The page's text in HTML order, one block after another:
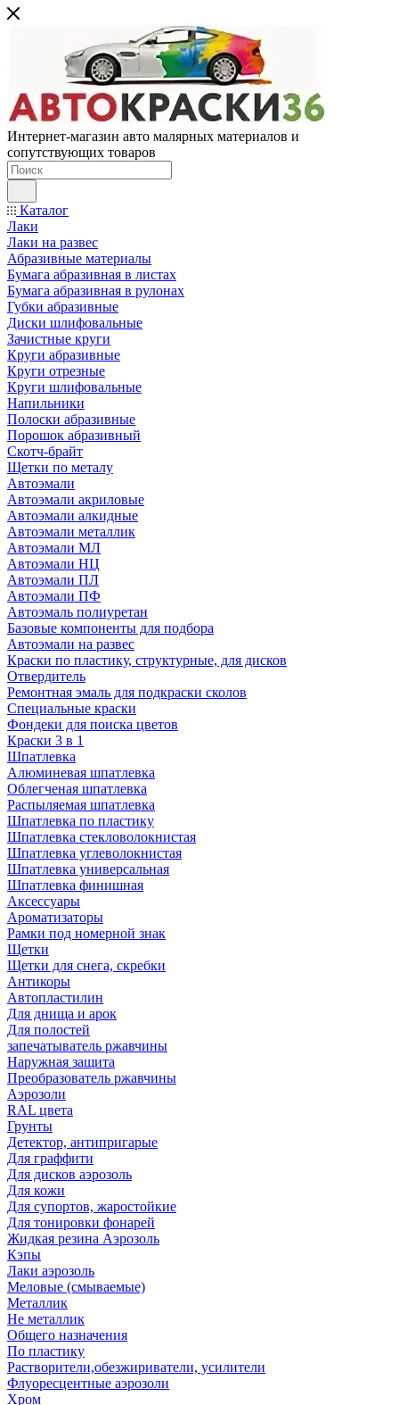
Интернет-магазин авто малярных материалов и
сопутствующих товаров
Каталог
Лаки
Лаки на развес
Абразивные материалы
Бумага абразивная в листах
Бумага абразивная в рулонах
Губки абразивные
Диски шлифовальные
Зачистные круги
Круги абразивные
Круги отрезные
Круги шлифовальные
Напильники
Полоски абразивные
Порошок абразивный
Скотч-брайт
Щетки по металу
Автоэмали
Автоэмали акриловые
Автоэмали алкидные
Автоэмали металлик
Автоэмали МЛ
Автоэмали НЦ
Автоэмали ПЛ
Автоэмали ПФ
Автоэмаль полиуретан
Базовые компоненты для подбора
Автоэмали на развес
Краски по пластику, структурные, для дисков
Отвердитель
Ремонтная эмаль для подкраски сколов
Специальные краски
Фондеки для поиска цветов
Краски 3 в 1
Шпатлевка
Алюминевая шпатлевка
Облегченая шпатлевка
Распыляемая шпатлевка
Шпатлевка по пластику
Шпатлевка стекловолокнистая
Шпатлевка углеволокнистая
Шпатлевка универсальная
Шпатлевка финишная
Аксессуары
Ароматизаторы
Рамки под номерной знак
Щетки
Щетки для снега, скребки
Антикоры
Автопластилин
Для днища и арок
Для полостей
запечатыватель ржавчины
Наружная защита
Преобразователь ржавчины
Аэрозоли
RAL цвета
Грунты
Детектор, антипригарые
Для граффити
Для дисков аэрозоль
Для кожи
Для супортов, жаростойкие
Для тонировки фонарей
Жидкая резина Аэрозоль
Кэпы
Лаки аэрозоль
Меловые (смываемые)
Металлик
Не металлик
Общего назначения
По пластику
Растворители,обезжириватели, усилители
Флуоресцентные аэрозоли
Хром